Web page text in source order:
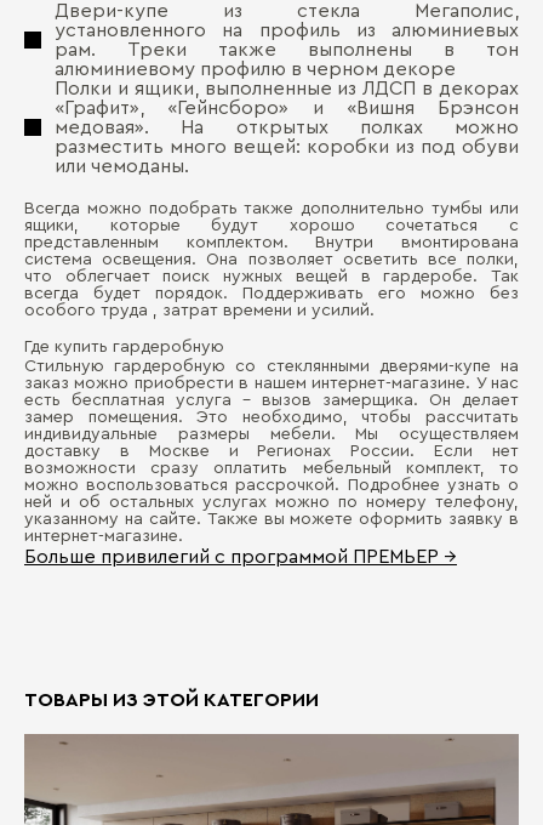
Двери-купе из стекла Мегаполис,
установленного на профиль из алюминиевых
рам. Треки также выполнены в тон
алюминиевому профилю в черном декоре
Полки и ящики, выполненные из ЛДСП в декорах
«Графит», «Гейнсборо» и «Вишня Брэнсон
медовая». На открытых полках можно
разместить много вещей: коробки из под обуви
или чемоданы.
Всегда можно подобрать также дополнительно тумбы или
ящики, которые будут хорошо сочетаться с
представленным комплектом. Внутри вмонтирована
система освещения. Она позволяет осветить все полки,
что облегчает поиск нужных вещей в гардеробе. Так
всегда будет порядок. Поддерживать его можно без
особого труда , затрат времени и усилий.
Где купить гардеробную
Стильную гардеробную со стеклянными дверями-купе на
заказ можно приобрести в нашем интернет-магазине. У нас
есть бесплатная услуга - вызов замерщика. Он делает
замер помещения. Это необходимо, чтобы рассчитать
индивидуальные размеры мебели. Мы осуществляем
доставку в Москве и Регионах России. Если нет
возможности сразу оплатить мебельный комплект, то
можно воспользоваться рассрочкой. Подробнее узнать о
ней и об остальных услугах можно по номеру телефону,
указанному на сайте. Также вы можете оформить заявку в
интернет-магазине.
Больше привилегий с программой ПРЕМЬЕР →
ТОВАРЫ ИЗ ЭТОЙ КАТЕГОРИИ